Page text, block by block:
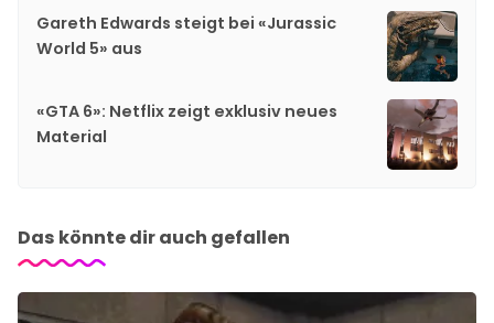
Gareth Edwards steigt bei «Jurassic
World 5» aus
«GTA 6»: Netflix zeigt exklusiv neues
Material
Das könnte dir auch gefallen